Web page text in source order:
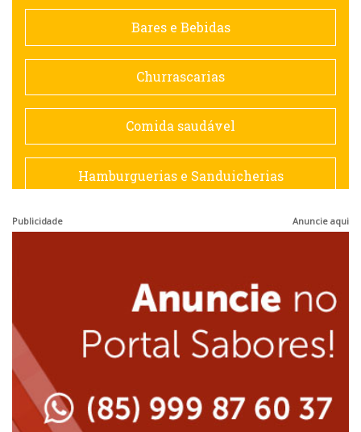
Contemporânea
Doceria
Espanhola
Francesa
Japonesa e Oriental
Lanchonetes
Massas
Bares e Bebidas
Churrascarias
Comida saudável
Hamburguerias e Sanduicherias
Peixes e Frutos do Mar
Publicidade Anuncie aqui